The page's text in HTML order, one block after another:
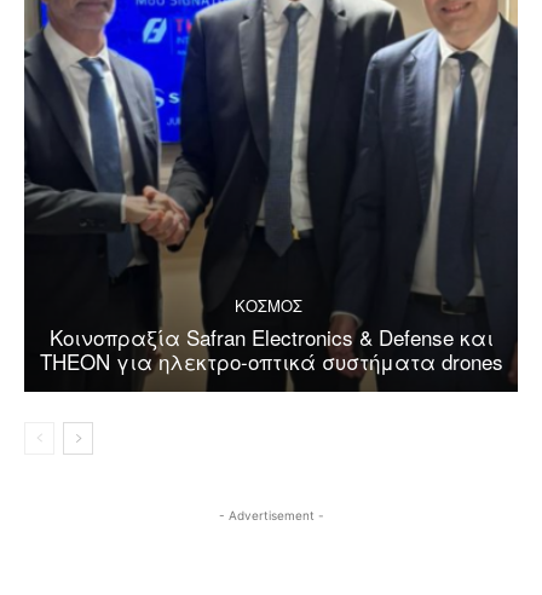
ΚΟΣΜΟΣ
Κοινοπραξία Safran Electronics & Defense και
THEON για ηλεκτρο-οπτικά συστήματα drones
- Advertisement -